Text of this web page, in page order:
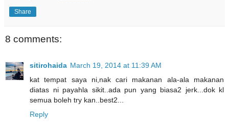
Share
8 comments:
sitirohaida March 19, 2014 at 11:39 AM
kat tempat saya ni,nak cari makanan ala-ala makanan
diatas ni payahla sikit..ada pun yang biasa2 jerk...dok kl
semua boleh try kan..best2...
Reply